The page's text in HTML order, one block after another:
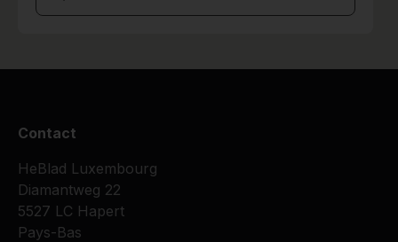
Contact
HeBlad Luxembourg
Diamantweg 22
5527 LC Hapert
Pays-Bas